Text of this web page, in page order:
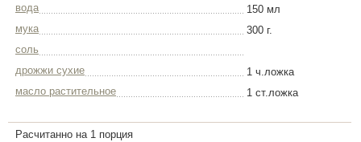
вода
150 мл
мука
300 г.
соль
дрожжи сухие
1 ч.ложка
масло растительное
1 ст.ложка
Расчитанно на 1 порция